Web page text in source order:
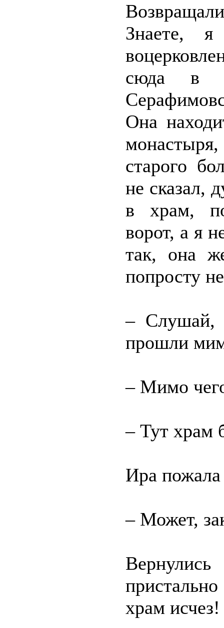
Знаете,
сюда в
Она
монастыря,
старого
не сказал,
в храм,
ворот, а я
так, она
попросту
– Слушай,
прошли
– Мимо
– Тут храм
Ира
– Может,
храм исчез!